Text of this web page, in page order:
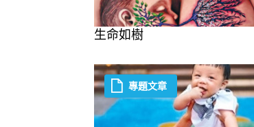
生命如樹
專題文章